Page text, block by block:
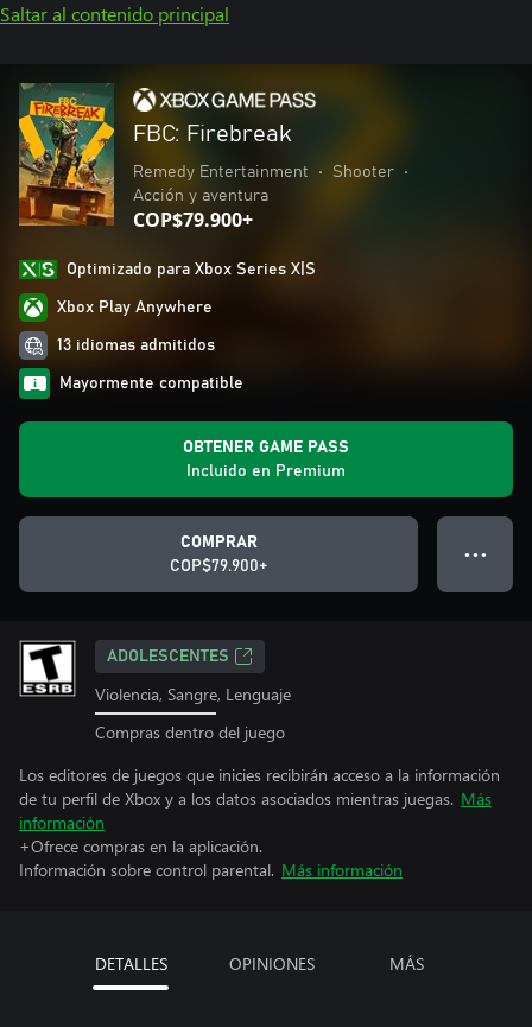
Saltar al contenido principal
FBC: Firebreak
Remedy Entertainment • Shooter
•
Acción y aventura
COP$79.900+
Optimizado para Xbox Series X|S
Xbox Play Anywhere
13 idiomas admitidos
Mayormente compatible
OBTENER GAME PASS
Incluido en Premium
COMPRAR
COP$79.900+
● ● ●
ADOLESCENTES
Violencia, Sangre, Lenguaje
Compras dentro del juego
Los editores de juegos que inicies recibirán acceso a la información
de tu perfil de Xbox y a los datos asociados mientras juegas. Más
información
+Ofrece compras en la aplicación.
Información sobre control parental. Más información
DETALLES OPINIONES MÁS